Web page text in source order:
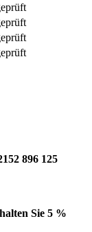
896 125
Sie 5 %